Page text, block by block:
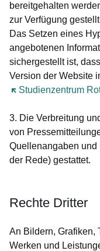
bereitgehalten
zur Verfügung
Das Setzen eines
angebotenen
sichergestellt ist,
Version der Website
Studienzentrum
Öffnet sich in einem
3. Die Verbreitung
von
Quellenangaben und
der Rede) gestattet.
Rechte Dritter
An Bildern, Grafiken,
Werken und